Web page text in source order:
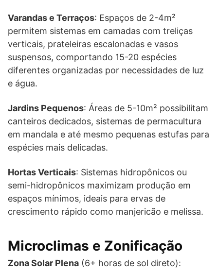
Varandas e Terraços: Espaços de 2-4m²
permitem sistemas em camadas com treliças
verticais, prateleiras escalonadas e vasos
suspensos, comportando 15-20 espécies
diferentes organizadas por necessidades de luz
e água.
Jardins Pequenos: Áreas de 5-10m² possibilitam
canteiros dedicados, sistemas de permacultura
em mandala e até mesmo pequenas estufas para
espécies mais delicadas.
Hortas Verticais: Sistemas hidropônicos ou
semi-hidropônicos maximizam produção em
espaços mínimos, ideais para ervas de
crescimento rápido como manjericão e melissa.
Microclimas e Zonificação
Zona Solar Plena (6+ horas de sol direto):